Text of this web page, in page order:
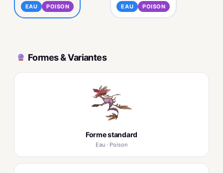
EAU POISON EAU POISON
Formes & Variantes
Forme standard
Eau · Poison